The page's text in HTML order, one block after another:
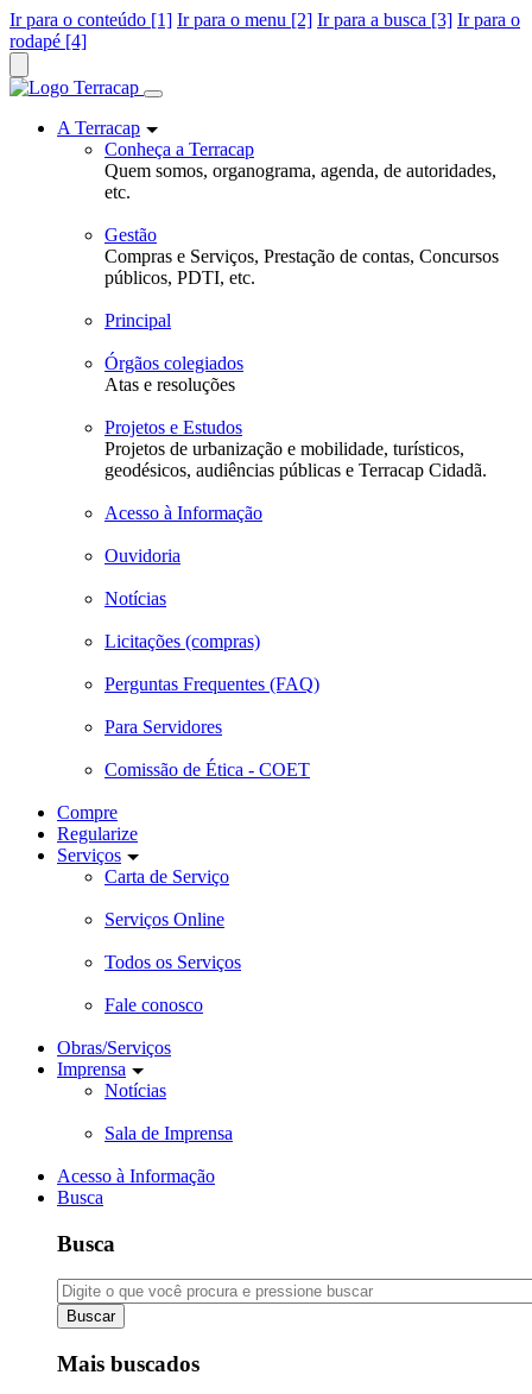
Ir para o conteúdo [1] Ir para o menu [2] Ir para a busca [3] Ir para o
rodapé [4]
A Terracap
Conheça a Terracap
Quem somos, organograma, agenda, de autoridades,
etc.
Gestão
Compras e Serviços, Prestação de contas, Concursos
públicos, PDTI, etc.
Principal
Órgãos colegiados
Atas e resoluções
Projetos e Estudos
Projetos de urbanização e mobilidade, turísticos,
geodésicos, audiências públicas e Terracap Cidadã.
Acesso à Informação
Ouvidoria
Notícias
Licitações (compras)
Perguntas Frequentes (FAQ)
Para Servidores
Comissão de Ética - COET
Compre
Regularize
Serviços
Carta de Serviço
Serviços Online
Todos os Serviços
Fale conosco
Obras/Serviços
Imprensa
Notícias
Sala de Imprensa
Acesso à Informação
Busca
Busca
Buscar
Mais buscados